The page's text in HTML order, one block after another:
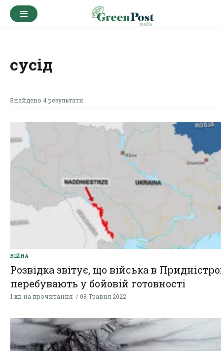
сусід
Знайдено 4 результати
ВІЙНА
Розвідка звітує, що війська в
перебувають у бойовій готовності
1 хв на прочитання 08 Травня 2022